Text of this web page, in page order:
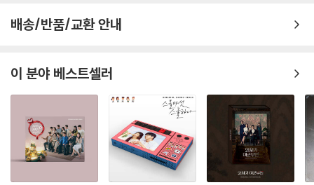
배송/반품/교환 안내
이 분야 베스트셀러